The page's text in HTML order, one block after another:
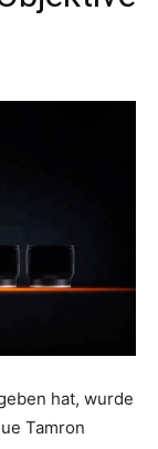
hat, wurde
Tamron